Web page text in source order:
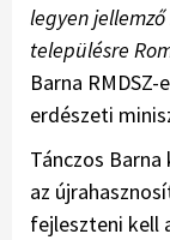
legyen
településre
Barna
erdészeti
Tánczos
az
fejleszteni kell